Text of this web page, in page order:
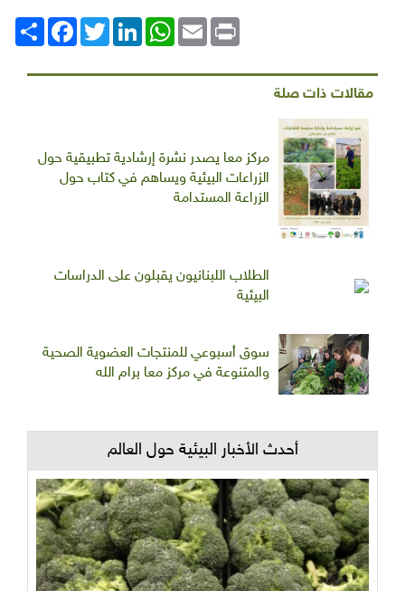
انشر
FacebookTwitterLinkedIn
WhatsAppEmail Print
مقالات ذات صلة
مركز معا يصدر نشرة إرشادية تطبيقية حول
الزراعات البيئية ويساهم في كتاب حول
الزراعة المستدامة
الطلاب اللبنانيون يقبلون على الدراسات
البيئية
سوق أسبوعي للمنتجات العضوية الصحية
والمتنوعة في مركز معا برام الله
أحدث الأخبار البيئية حول العالم